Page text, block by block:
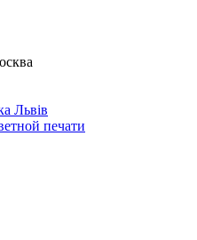
Львів
печати